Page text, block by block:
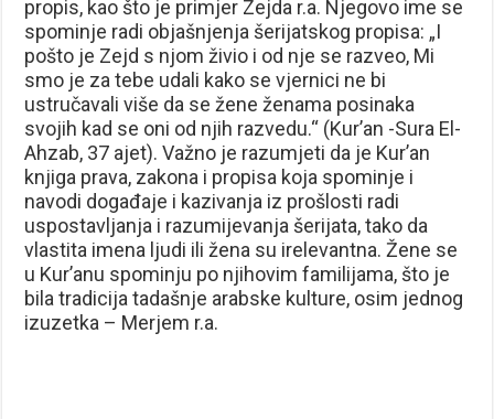
propis, kao što je primjer Zejda r.a. Njegovo ime se
spominje radi objašnjenja šerijatskog propisa: „I
pošto je Zejd s njom živio i od nje se razveo, Mi
smo je za tebe udali kako se vjernici ne bi
ustručavali više da se žene ženama posinaka
svojih kad se oni od njih razvedu.“ (Kur’an -Sura El-
Ahzab, 37 ajet). Važno je razumjeti da je Kur’an
knjiga prava, zakona i propisa koja spominje i
navodi događaje i kazivanja iz prošlosti radi
uspostavljanja i razumijevanja šerijata, tako da
vlastita imena ljudi ili žena su irelevantna. Žene se
u Kur’anu spominju po njihovim familijama, što je
bila tradicija tadašnje arabske kulture, osim jednog
izuzetka – Merjem r.a.